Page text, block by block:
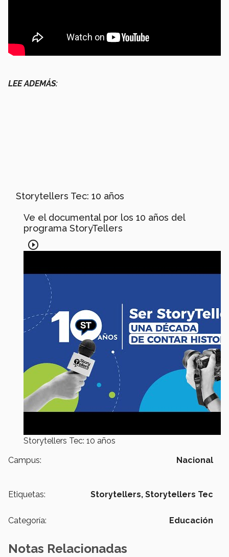
LEE ADEMÁS:
Storytellers Tec: 10 años
Ve el documental por los 10 años del
programa StoryTellers
play_circle_outline
Storytellers Tec: 10 años
Campus:
Nacional
Etiquetas: Storytellers, Storytellers Tec
Categoría: Educación
Notas Relacionadas